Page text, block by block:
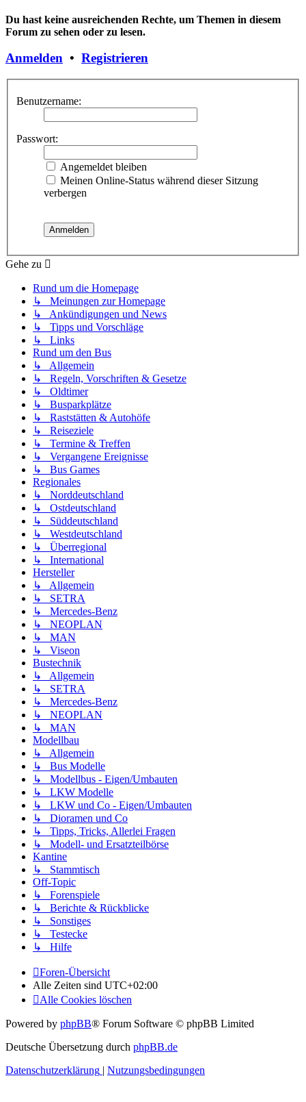
Du hast keine ausreichenden Rechte, um Themen in diesem
Forum zu sehen oder zu lesen.
Anmelden • Registrieren
Benutzername:
Passwort:
Angemeldet bleiben
Meinen Online-Status während dieser Sitzung
verbergen
Gehe zu
Rund um die Homepage
↳ Meinungen zur Homepage
↳ Ankündigungen und News
↳ Tipps und Vorschläge
↳ Links
Rund um den Bus
↳ Allgemein
↳ Regeln, Vorschriften & Gesetze
↳ Oldtimer
↳ Busparkplätze
↳ Raststätten & Autohöfe
↳ Reiseziele
↳ Termine & Treffen
↳ Vergangene Ereignisse
↳ Bus Games
Regionales
↳ Norddeutschland
↳ Ostdeutschland
↳ Süddeutschland
↳ Westdeutschland
↳ Überregional
↳ International
Hersteller
↳ Allgemein
↳ SETRA
↳ Mercedes-Benz
↳ NEOPLAN
↳ MAN
↳ Viseon
Bustechnik
↳ Allgemein
↳ SETRA
↳ Mercedes-Benz
↳ NEOPLAN
↳ MAN
Modellbau
↳ Allgemein
↳ Bus Modelle
↳ Modellbus - Eigen/Umbauten
↳ LKW Modelle
↳ LKW und Co - Eigen/Umbauten
↳ Dioramen und Co
↳ Tipps, Tricks, Allerlei Fragen
↳ Modell- und Ersatzteilbörse
Kantine
↳ Stammtisch
Off-Topic
↳ Forenspiele
↳ Berichte & Rückblicke
↳ Sonstiges
↳ Testecke
↳ Hilfe
Foren-Übersicht
Alle Zeiten sind UTC+02:00
Alle Cookies löschen
Powered by phpBB® Forum Software © phpBB Limited
Deutsche Übersetzung durch phpBB.de
Datenschutzerklärung | Nutzungsbedingungen